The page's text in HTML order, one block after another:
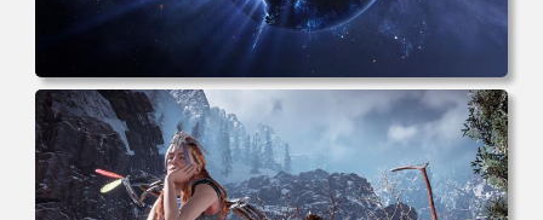
电脑壁纸 科幻 小说 奇幻 太空 星星 行星 破碎 电脑桌面 高
清壁纸 壁纸下载 壁纸大全